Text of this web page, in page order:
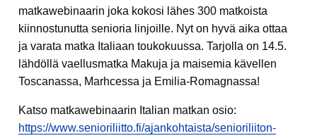
matkawebinaarin joka kokosi lähes 300 matkoista
kiinnostunutta senioria linjoille. Nyt on hyvä aika ottaa
ja varata matka Italiaan toukokuussa. Tarjolla on 14.5.
lähdöllä vaellusmatka Makuja ja maisemia kävellen
Toscanassa, Marhcessa ja Emilia-Romagnassa!
Katso matkawebinaarin Italian matkan osio:
https://www.senioriliitto.fi/ajankohtaista/senioriliiton-